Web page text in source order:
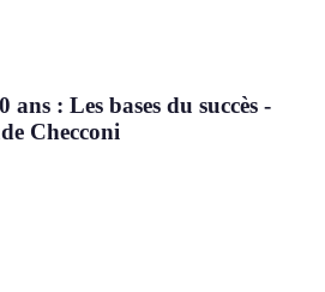
ans : Les bases du succès -
Checconi